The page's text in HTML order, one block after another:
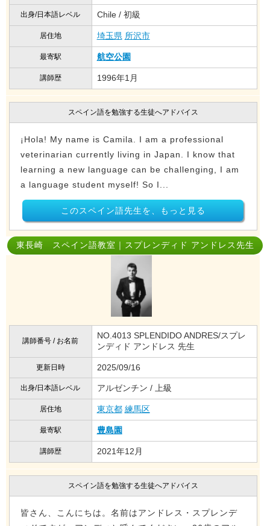
出身/日本語レベル Chile / 初級
居住地 埼玉県 所沢市
最寄駅 航空公園
講師歴 1996年1月
スペイン語を勉強する生徒へアドバイス
¡Hola! My name is Camila. I am a professional
veterinarian currently living in Japan. I know that
learning a new language can be challenging, I am
a language student myself! So I...
このスペイン語先生を、もっと見る
東長崎 スペイン語教室｜スプレンディド アンドレス先生
講師番号 / お名前
NO.4013 SPLENDIDO ANDRES/スプレ
ンディド アンドレス 先生
更新日時 2025/09/16
出身/日本語レベル アルゼンチン / 上級
居住地 東京都 練馬区
最寄駅 豊島園
講師歴 2021年12月
スペイン語を勉強する生徒へアドバイス
皆さん、こんにちは。名前はアンドレス・スプレンデ